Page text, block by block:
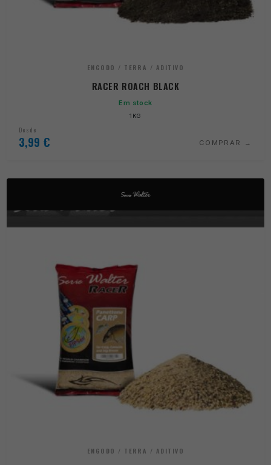
ENGODO / TERRA / ADITIVO
RACER ROACH BLACK
Em stock
1KG
Desde
3,99 € COMPRAR
ENGODO / TERRA / ADITIVO